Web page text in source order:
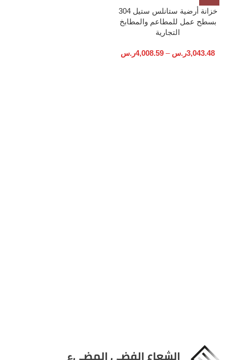
خزانة أرضية ستانلس ستيل 304
بسطح عمل للمطاعم والمطابخ
التجارية
3,043.48ر.س –
4,008.59ر.س